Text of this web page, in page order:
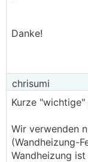
Danke!
chrisumi
Kurze
Wir verwenden
(Wandheizung-
Wandheizung